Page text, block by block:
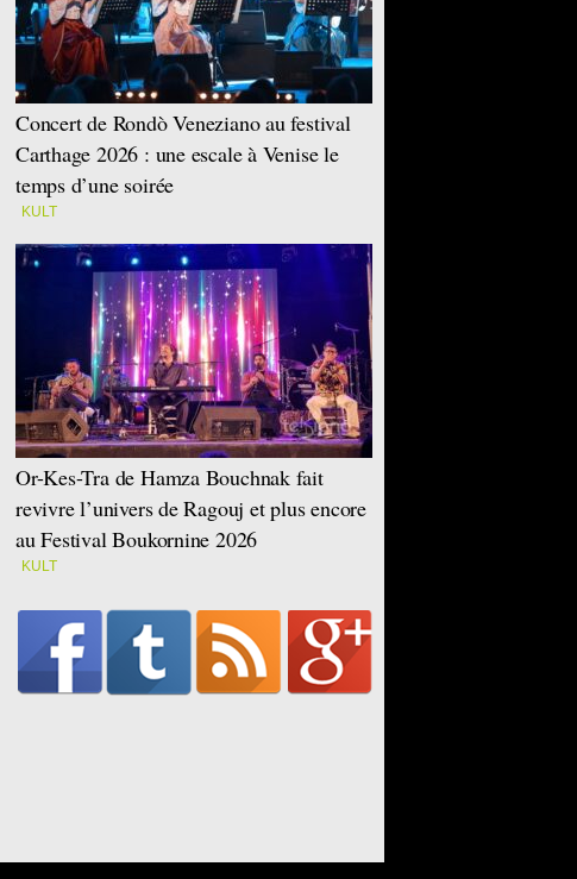
Concert de Rondò Veneziano au festival
Carthage 2026 : une escale à Venise le
temps d’une soirée
KULT
Or-Kes-Tra de Hamza Bouchnak fait
revivre l’univers de Ragouj et plus encore
au Festival Boukornine 2026
KULT